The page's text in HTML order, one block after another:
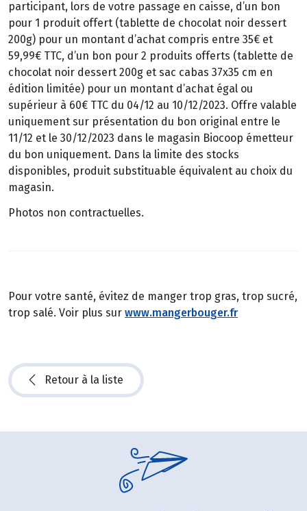
participant, lors de votre passage en caisse, d’un bon
pour 1 produit offert (tablette de chocolat noir dessert
200g) pour un montant d’achat compris entre 35€ et
59,99€ TTC, d’un bon pour 2 produits offerts (tablette de
chocolat noir dessert 200g et sac cabas 37x35 cm en
édition limitée) pour un montant d’achat égal ou
supérieur à 60€ TTC du 04/12 au 10/12/2023. Offre valable
uniquement sur présentation du bon original entre le
11/12 et le 30/12/2023 dans le magasin Biocoop émetteur
du bon uniquement. Dans la limite des stocks
disponibles, produit substituable équivalent au choix du
magasin.
Photos non contractuelles.
Pour votre santé, évitez de manger trop gras, trop sucré,
trop salé. Voir plus sur www.mangerbouger.fr
Retour à la liste